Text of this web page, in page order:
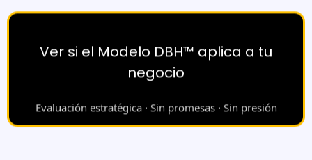
Ver si el Modelo DBH™ aplica a tu
negocio